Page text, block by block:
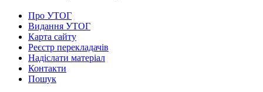
Про УТОГ
Видання УТОГ
Карта сайту
Реєстр перекладачів
Надіслати матеріал
Контакти
Пошук